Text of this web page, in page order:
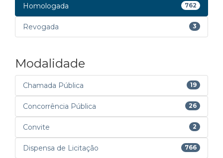
Homologada 762
Revogada 3
Modalidade
Chamada Pública 19
Concorrência Pública 26
Convite 2
Dispensa de Licitação 766